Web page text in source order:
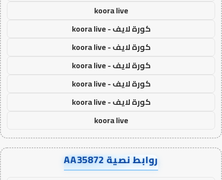
koora live
كورة لايف - koora live
كورة لايف - koora live
كورة لايف - koora live
كورة لايف - koora live
كورة لايف - koora live
koora live
روابط نصية AA35872